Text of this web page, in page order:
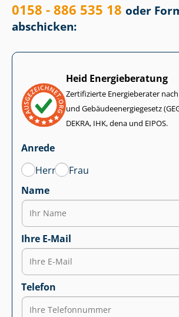
0158 - 886 535 18 oder
abschicken:
Heid Energieberatung
Zertifizierte Energieberater nach
und Ge­bäu­de­en­er­gie­ge­setz
DEKRA, IHK, dena und EIPOS.
Anrede
Herr
Frau
Name
Ihre E-Mail
Telefon